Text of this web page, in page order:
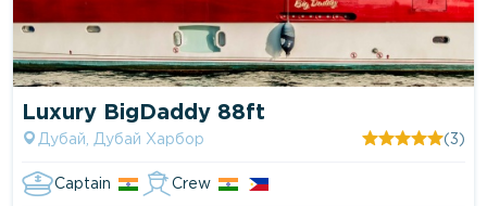
Luxury BigDaddy 88ft
Дубай, Дубай Харбор (3)
Captain Crew